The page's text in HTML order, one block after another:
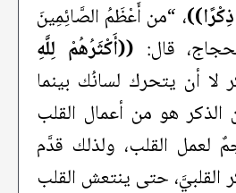
، “من أَعْظَمُ الصَّائِمِينَ
قال: ((أَكْثَرُهُمْ لِلَّهِ
لا أن يتحرك لسانُك بينما
الذكر هو من أعمال القلب
لعمل القلب، ولذلك قدَّم
القلبيَّ، حتى ينتعش القلب